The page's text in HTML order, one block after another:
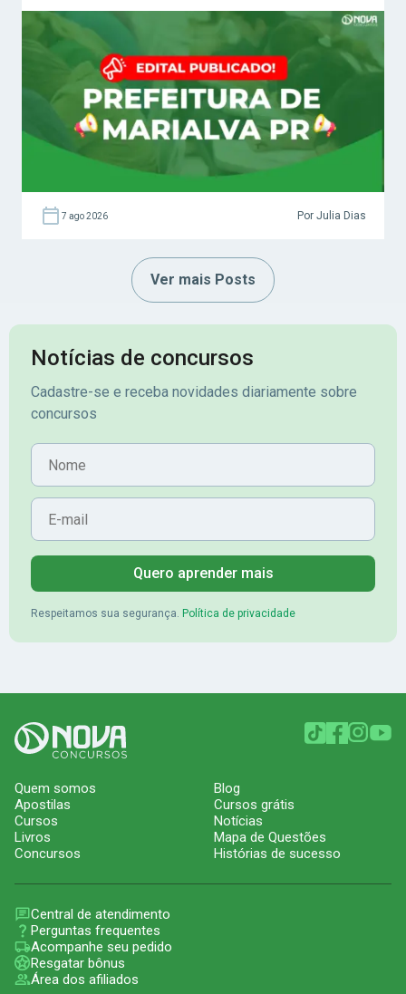
7 ago 2026 Por Julia Dias
Ver mais Posts
Notícias de concursos
Cadastre-se e receba novidades diariamente sobre
concursos
Nome
E-mail
Quero aprender mais
Respeitamos sua segurança. Política de privacidade
Quem somos
Apostilas
Cursos
Livros
Concursos
Blog
Cursos grátis
Notícias
Mapa de Questões
Histórias de sucesso
Central de atendimento
Perguntas frequentes
Acompanhe seu pedido
Resgatar bônus
Área dos afiliados